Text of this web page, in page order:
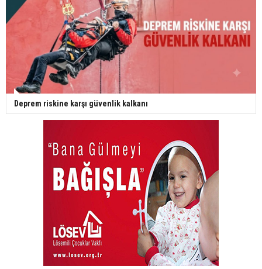
Deprem riskine karşı güvenlik kalkanı